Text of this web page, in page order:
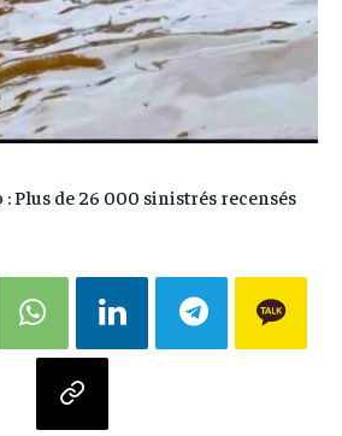
Plus de 26 000 sinistrés recensés